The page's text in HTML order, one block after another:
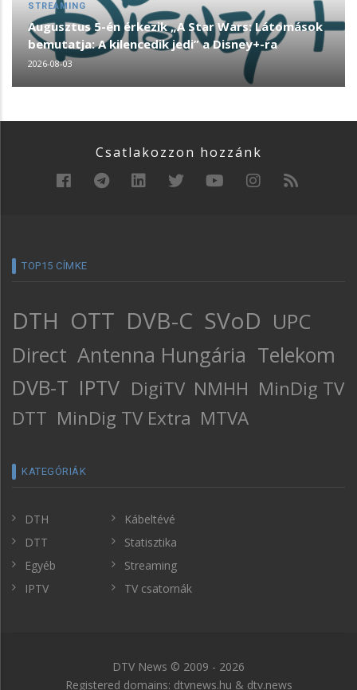
STREAMING
Augusztus 5-én érkezik „A Star Wars: Látomások
bemutatja: A kilencedik jedi” a Disney+-ra
2026-08-03
Csatlakozzon hozzánk
TOP15 CÍMKE
DTH OTT DVB-C SVoD UPC
Direct Antenna Hungária Telekom
DVB-T IPTV DigiTV NMHH MinDig TV
DTT MinDig TV Extra MTVA
KATEGÓRIÁK
DTH
DTT
Egyéb
IPTV
Kábeltévé
Statisztika
Streaming
TV csatornák
DTV News © 2009 - 2026
Registered domains: dtvnews.hu & dtv.news